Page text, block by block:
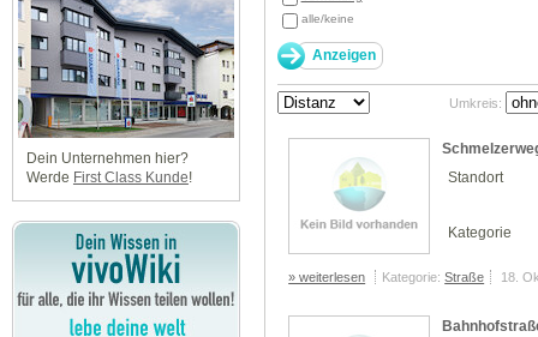
Dein Unternehmen hier?
Werde First Class Kunde!
alle/keine
Umkreis:
Standort
Kategorie
» weiterlesen Kategorie:Straße 18.